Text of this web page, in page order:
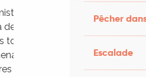
Pêcher
Escalade
De la matrice ovoïde
aux vases élancés
tout type d'univers, en
dans les bois où les
s'épanouissent, mes